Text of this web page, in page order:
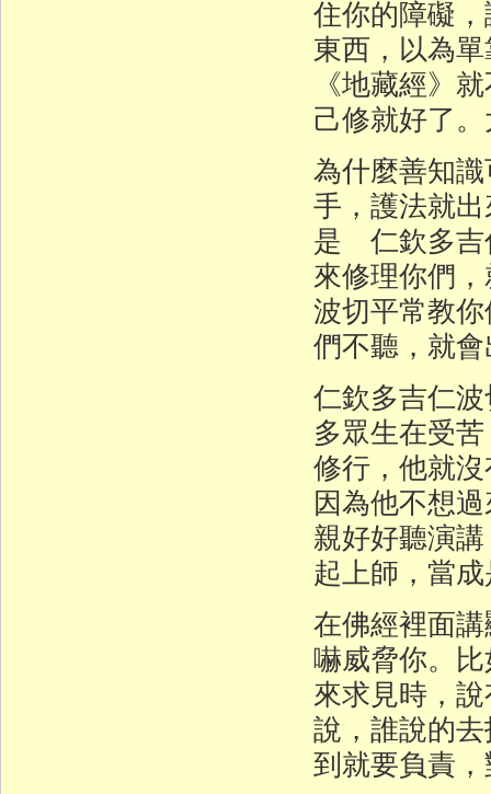
住你的障礙
東西，以為
《地藏經》
己修就好了
為什麼善知
手，護法就
是 仁欽多吉
來修理你們
波切平常教
們不聽，就
仁欽多吉仁
多眾生在受
修行，他就
因為他不想
親好好聽演
起上師，當
在佛經裡面
嚇威脅你。
來求見時，
說，誰說的
到就要負責